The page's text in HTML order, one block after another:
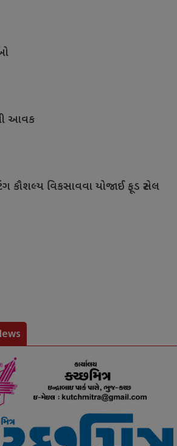
આવક
કૌશલ્ય વિકસાવવા યોજાઈ ફૂડ સ્ટોલ